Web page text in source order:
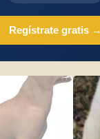
Regístrate gratis →